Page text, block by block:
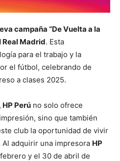
campaña “De Vuelta a la
Real Madrid. Esta
para el trabajo y la
el fútbol, celebrando de
a clases 2025.
HP Perú no solo ofrece
sino que también
club la oportunidad de vivir
adquirir una impresora HP
y el 30 de abril de